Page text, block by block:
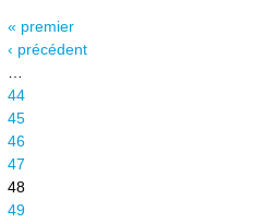
« premier
‹ précédent
44
45
46
47
48
49